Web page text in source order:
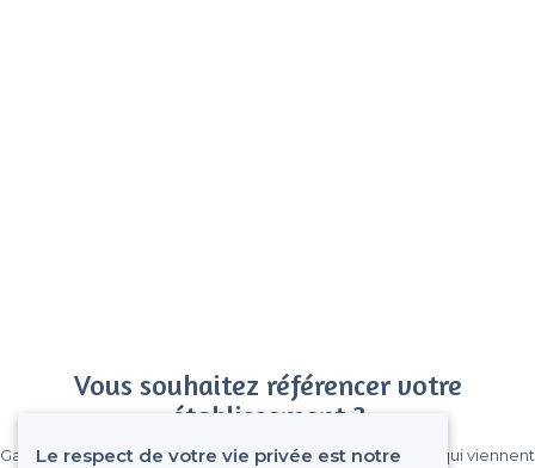
Vous souhaitez référencer votre
établissement ?
Gagnez de nombreux clients parmi le million de visiteurs qui viennent
Le respect de votre vie privée est notre